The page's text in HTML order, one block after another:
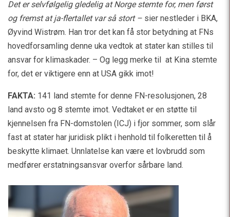
Det er selvfølgelig gledelig at Norge stemte for, men først
og fremst at ja-flertallet var så stort – sier nestleder i BKA,
Øyvind Wistrøm. Han tror det kan få stor betydning at FNs
hovedforsamling denne uka vedtok at stater kan stilles til
ansvar for klimaskader. – Og legg merke til at Kina stemte
for, det er viktigere enn at USA gikk imot!
FAKTA: 141 land stemte for denne FN-resolusjonen, 28
land avsto og 8 stemte imot. Vedtaket er en støtte til
kjennelsen fra FN-domstolen (ICJ) i fjor sommer, som slår
fast at stater har juridisk plikt i henhold til folkeretten til å
beskytte klimaet. Unnlatelse kan være et lovbrudd som
medfører erstatningsansvar overfor sårbare land.